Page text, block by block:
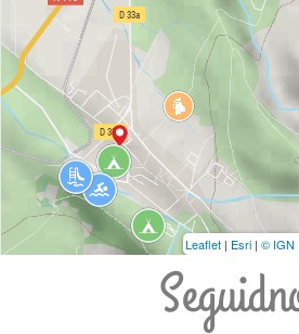
Leaflet | Esri | © IGN